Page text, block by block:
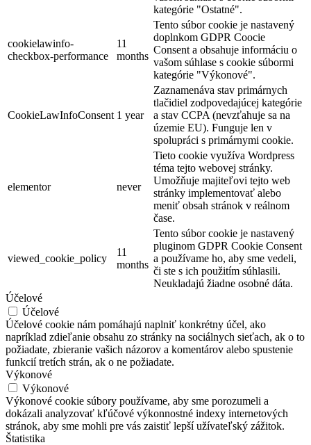
kategórie "Ostatné".
cookielawinfo-
checkbox-performance
11
months
Tento súbor cookie je nastavený
doplnkom GDPR Coocie
Consent a obsahuje informáciu o
vašom súhlase s cookie súbormi
kategórie "Výkonové".
CookieLawInfoConsent 1 year
Zaznamenáva stav primárnych
tlačidiel zodpovedajúcej kategórie
a stav CCPA (nevzťahuje sa na
územie EU). Funguje len v
spolupráci s primárnymi cookie.
elementor never
Tieto cookie využíva Wordpress
téma tejto webovej stránky.
Umožňuje majiteľovi tejto web
stránky implementovať alebo
meniť obsah stránok v reálnom
čase.
viewed_cookie_policy
11
months
Tento súbor cookie je nastavený
pluginom GDPR Cookie Consent
a používame ho, aby sme vedeli,
či ste s ich použitím súhlasili.
Neukladajú žiadne osobné dáta.
Účelové
Účelové
Účelové cookie nám pomáhajú naplniť konkrétny účel, ako
napríklad zdieľanie obsahu zo stránky na sociálnych sieťach, ak o to
požiadate, zbieranie vašich názorov a komentárov alebo spustenie
funkcií tretích strán, ak o ne požiadate.
Výkonové
Výkonové
Výkonové cookie súbory používame, aby sme porozumeli a
dokázali analyzovať kľúčové výkonnostné indexy internetových
stránok, aby sme mohli pre vás zaistiť lepší užívateľský zážitok.
Štatistika